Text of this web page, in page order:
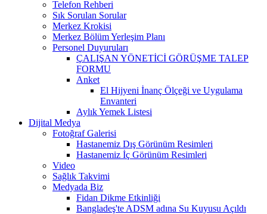
Telefon Rehberi
Sık Sorulan Sorular
Merkez Krokisi
Merkez Bölüm Yerleşim Planı
Personel Duyuruları
ÇALIŞAN YÖNETİCİ GÖRÜŞME TALEP
FORMU
Anket
El Hijyeni İnanç Ölçeği ve Uygulama
Envanteri
Aylık Yemek Listesi
Dijital Medya
Fotoğraf Galerisi
Hastanemiz Dış Görünüm Resimleri
Hastanemiz İç Görünüm Resimleri
Video
Sağlık Takvimi
Medyada Biz
Fidan Dikme Etkinliği
Bangladeş'te ADSM adına Su Kuyusu Açıldı